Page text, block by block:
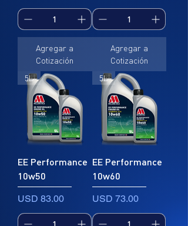
Agregar a
Cotización
Agregar a
Cotización
5L
EE Performance
10w50
Precio
USD 83.00
5L
EE Performance
10w60
Precio
USD 73.00